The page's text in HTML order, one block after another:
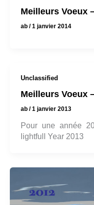
Meilleurs Voeux
ab /1 janvier 2014
Unclassified
Meilleurs Voeux
ab /1 janvier 2013
Pour une année
lightfull Year 2013